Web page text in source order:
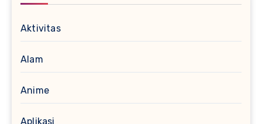
Aktivitas
Alam
Anime
Aplikasi